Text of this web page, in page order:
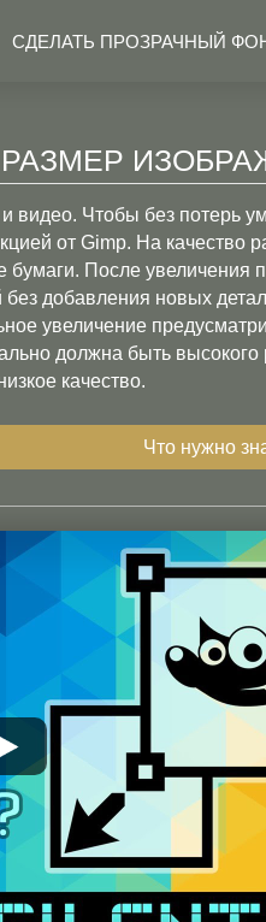
СДЕЛАТЬ ПРОЗРАЧНЫЙ
РАЗМЕР
видео. Чтобы без потерь
от Gimp. На качество
После увеличения
без добавления новых
увеличение
должна быть
качество.
Что нужно